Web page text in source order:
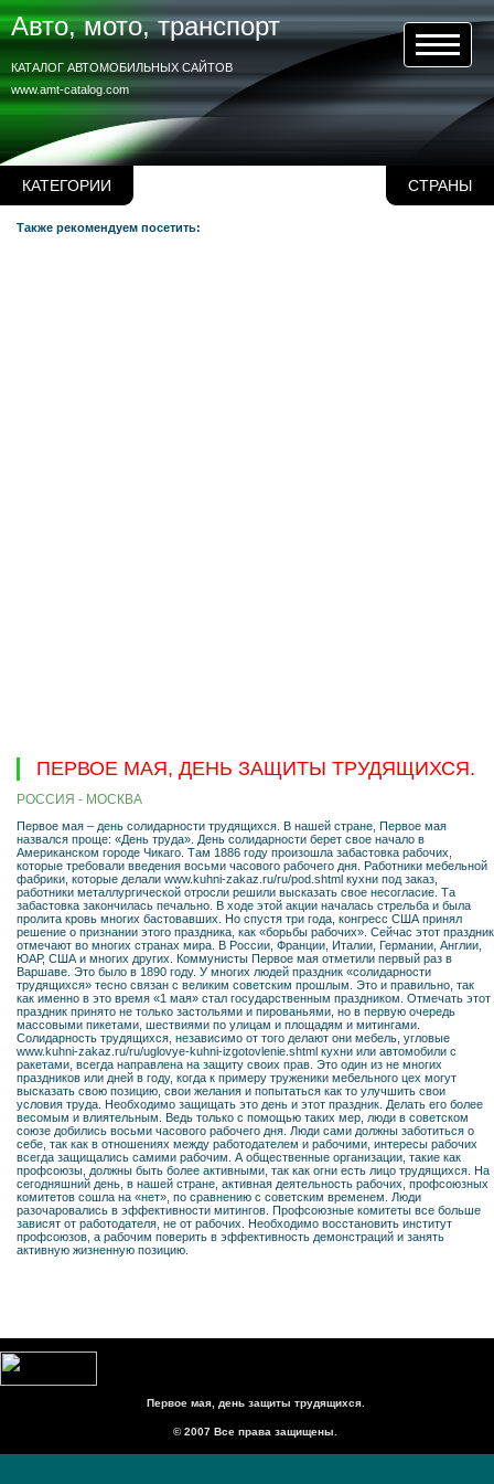
КАТЕГОРИИ СТРАНЫ
Авто, мото, транспорт
www.amt-catalog.com
КАТАЛОГ АВТОМОБИЛЬНЫХ САЙТОВ
Также рекомендуем посетить:
ПЕРВОЕ МАЯ, ДЕНЬ ЗАЩИТЫ ТРУДЯЩИХСЯ.
РОССИЯ - МОСКВА
Первое мая – день солидарности трудящихся. В нашей стране, Первое мая
назвался проще: «День труда». День солидарности берет свое начало в
Американском городе Чикаго. Там 1886 году произошла забастовка рабочих,
которые требовали введения восьми часового рабочего дня. Работники мебельной
фабрики, которые делали www.kuhni-zakaz.ru/ru/pod.shtml кухни под заказ,
работники металлургической отросли решили высказать свое несогласие. Та
забастовка закончилась печально. В ходе этой акции началась стрельба и была
пролита кровь многих бастовавших. Но спустя три года, конгресс США принял
решение о признании этого праздника, как «борьбы рабочих». Сейчас этот праздник
отмечают во многих странах мира. В России, Франции, Италии, Германии, Англии,
ЮАР, США и многих других. Коммунисты Первое мая отметили первый раз в
Варшаве. Это было в 1890 году. У многих людей праздник «солидарности
трудящихся» тесно связан с великим советским прошлым. Это и правильно, так
как именно в это время «1 мая» стал государственным праздником. Отмечать этот
праздник принято не только застольями и пированьями, но в первую очередь
массовыми пикетами, шествиями по улицам и площадям и митингами.
Солидарность трудящихся, независимо от того делают они мебель, угловые
www.kuhni-zakaz.ru/ru/uglovye-kuhni-izgotovlenie.shtml кухни или автомобили с
ракетами, всегда направлена на защиту своих прав. Это один из не многих
праздников или дней в году, когда к примеру труженики мебельного цех могут
высказать свою позицию, свои желания и попытаться как то улучшить свои
условия труда. Необходимо защищать это день и этот праздник. Делать его более
весомым и влиятельным. Ведь только с помощью таких мер, люди в советском
союзе добились восьми часового рабочего дня. Люди сами должны заботиться о
себе, так как в отношениях между работодателем и рабочими, интересы рабочих
всегда защищались самими рабочим. А общественные организации, такие как
профсоюзы, должны быть более активными, так как огни есть лицо трудящихся. На
сегодняшний день, в нашей стране, активная деятельность рабочих, профсоюзных
комитетов сошла на «нет», по сравнению с советским временем. Люди
разочаровались в эффективности митингов. Профсоюзные комитеты все больше
зависят от работодателя, не от рабочих. Необходимо восстановить институт
профсоюзов, а рабочим поверить в эффективность демонстраций и занять
активную жизненную позицию.
Первое мая, день защиты трудящихся.
© 2007 Все права защищены.